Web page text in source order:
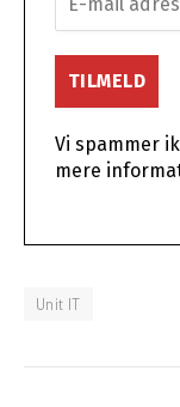
Vi spammer
mere
Unit IT